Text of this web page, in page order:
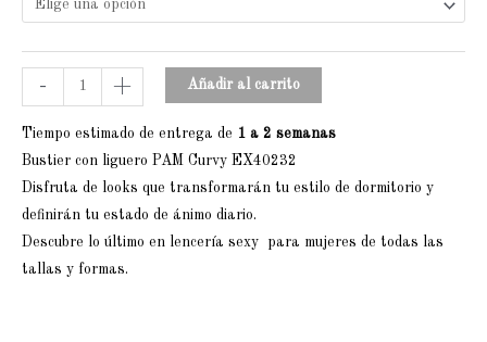
- + Añadir al carrito
Tiempo estimado de entrega de 1 a 2 semanas
Bustier con liguero PAM Curvy EX40232
Disfruta de looks que transformarán tu estilo de dormitorio y
definirán tu estado de ánimo diario.
Descubre lo último en lencería sexy para mujeres de todas las
tallas y formas.